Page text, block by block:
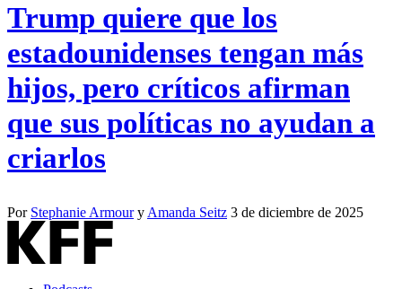
Trump quiere que los
estadounidenses tengan más
hijos, pero críticos afirman
que sus políticas no ayudan a
criarlos
Por Stephanie ArmouryAmanda Seitz 3 de diciembre de 2025